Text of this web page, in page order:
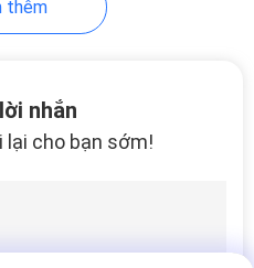
thêm
nhắn
lại cho bạn sớm!